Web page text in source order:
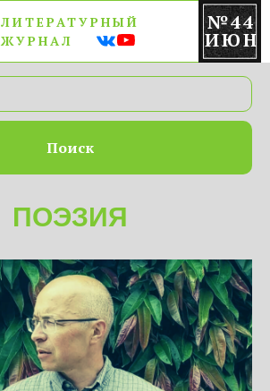
ЛИТЕРАТУРНЫЙ
ЖУРНАЛ
№44
ИЮН
Поиск
ПОЭЗИЯ